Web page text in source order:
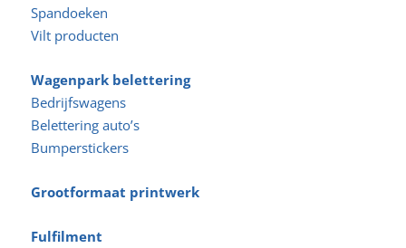
Spandoeken
Vilt producten
Wagenpark belettering
Bedrijfswagens
Belettering auto’s
Bumperstickers
Grootformaat printwerk
Fulfilment